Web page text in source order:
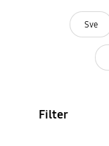
Sve
Filter